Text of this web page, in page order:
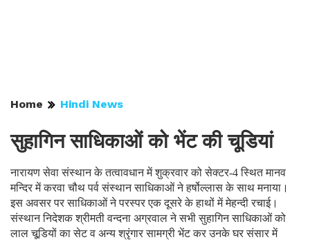
Home Hindi News
सुहागिन साधिकाओं को भेंट की चूडि़यां
नारायण सेवा संस्थान के तत्वावधान में शुक्रवार को सेक्टर-4 स्थित मानव
मन्दिर में करवा चौथ पर्व संस्थान साधिकाओं ने हर्षोल्लास के साथ मनाया।
इस अवसर पर साधिकाओं ने परस्पर एक दूसरे के हाथों में मेहन्दी रचाई।
संस्थान निदेशक श्रीमती वन्दना अग्रवाल ने सभी सुहागिन साधिकाओं को
लाल चूडि़यों का सेट व अन्य श्रृंगार सामग्री भेंट कर उनके घर संसार में